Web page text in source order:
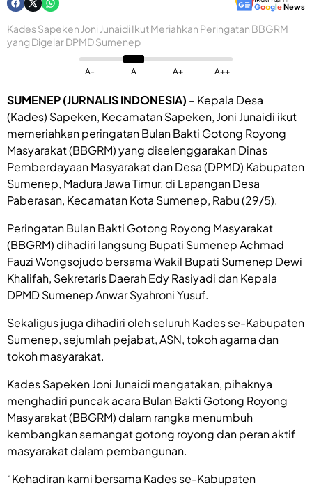
GoogleNews
Kades Sapeken Joni Junaidi Ikut Meriahkan Peringatan BBGRM
yang Digelar DPMD Sumenep
A- A A+ A++
SUMENEP (JURNALIS INDONESIA) – Kepala Desa
(Kades) Sapeken, Kecamatan Sapeken, Joni Junaidi ikut
memeriahkan peringatan Bulan Bakti Gotong Royong
Masyarakat (BBGRM) yang diselenggarakan Dinas
Pemberdayaan Masyarakat dan Desa (DPMD) Kabupaten
Sumenep, Madura Jawa Timur, di Lapangan Desa
Paberasan, Kecamatan Kota Sumenep, Rabu (29/5).
Peringatan Bulan Bakti Gotong Royong Masyarakat
(BBGRM) dihadiri langsung Bupati Sumenep Achmad
Fauzi Wongsojudo bersama Wakil Bupati Sumenep Dewi
Khalifah, Sekretaris Daerah Edy Rasiyadi dan Kepala
DPMD Sumenep Anwar Syahroni Yusuf.
Sekaligus juga dihadiri oleh seluruh Kades se-Kabupaten
Sumenep, sejumlah pejabat, ASN, tokoh agama dan
tokoh masyarakat.
Kades Sapeken Joni Junaidi mengatakan, pihaknya
menghadiri puncak acara Bulan Bakti Gotong Royong
Masyarakat (BBGRM) dalam rangka menumbuh
kembangkan semangat gotong royong dan peran aktif
masyarakat dalam pembangunan.
“Kehadiran kami bersama Kades se-Kabupaten